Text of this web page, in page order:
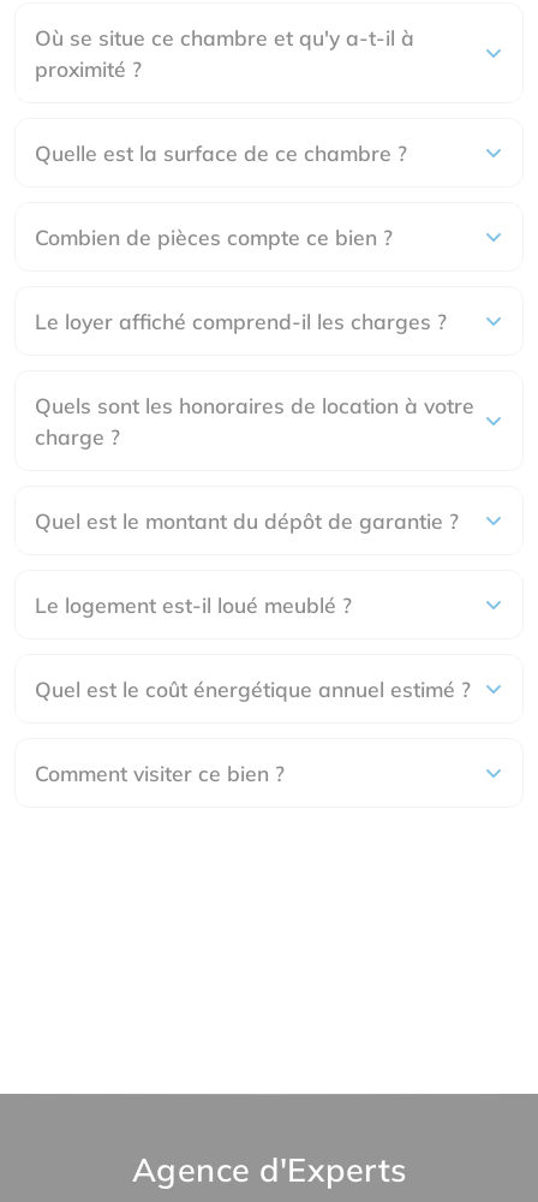
Où se situe ce chambre et qu'y a-t-il à
proximité ?
Quelle est la surface de ce chambre ?
Combien de pièces compte ce bien ?
Le loyer affiché comprend-il les charges ?
Quels sont les honoraires de location à votre
charge ?
Quel est le montant du dépôt de garantie ?
Le logement est-il loué meublé ?
Quel est le coût énergétique annuel estimé ?
Comment visiter ce bien ?
Agence d'Experts